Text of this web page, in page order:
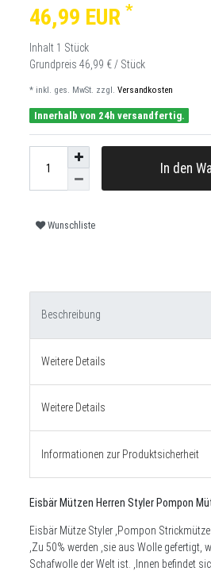
46,99 EUR *
Inhalt 1 Stück
Grundpreis46,99 € / Stück
* inkl. ges. MwSt. zzgl. Versandkosten
Innerhalb von 24h versandfertig.
In den
Wunschliste
Beschreibung
Weitere Details
Weitere Details
Informationen zur Produktsicherheit
Eisbär Mützen Herren Styler Pompon
Eisbär Mütze Styler ,Pompon Strickmütze
,Zu 50% werden ,sie aus Wolle gefertigt,
Schafwolle der Welt ist. ,Innen befindet